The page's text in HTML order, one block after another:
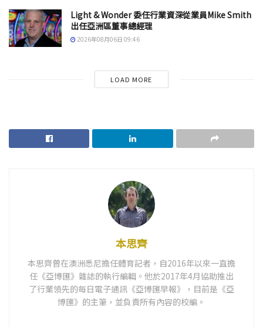
Light & Wonder 委任行業資深從業員Mike Smith
出任亞洲區董事總經理
2026年08月06日 09:46
LOAD MORE
本思齊
本思齊曾在澳洲悉尼擔任體育記者，自2016年以來一直擔
任《亞博匯》雜誌的執行編輯。他於2017年4月協助推出
了行業領先的每日電子通訊《亞博匯早報》，目前是《亞
博匯》的主筆，並負責所有內容的校編。